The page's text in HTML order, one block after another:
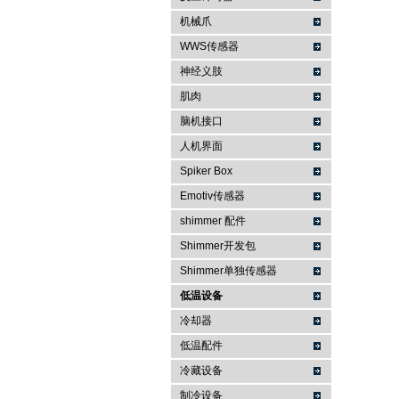
机械爪
WWS传感器
神经义肢
肌肉
脑机接口
人机界面
Spiker Box
Emotiv传感器
shimmer 配件
Shimmer开发包
Shimmer单独传感器
低温设备
冷却器
低温配件
冷藏设备
制冷设备